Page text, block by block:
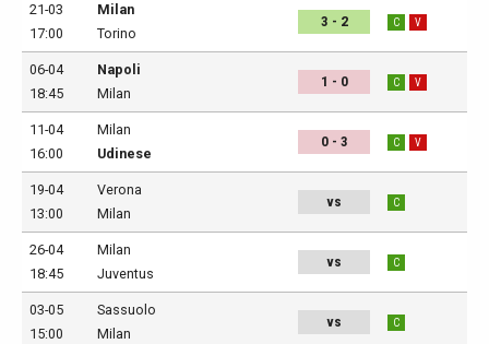
21-03
17:00
Milan
Torino
3 - 2 C V
06-04
18:45
Napoli
Milan
1 - 0 C V
11-04
16:00
Milan
Udinese
0 - 3 C V
19-04
13:00
Verona
Milan
vs C
26-04
18:45
Milan
Juventus
vs C
03-05
15:00
Sassuolo
Milan
vs C